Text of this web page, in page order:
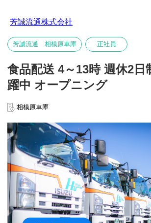
芳誠流通株式会社
芳誠流通 相模原車庫 正社員
食品配送 4～13時 週休2日
躍中 オープニング
相模原車庫